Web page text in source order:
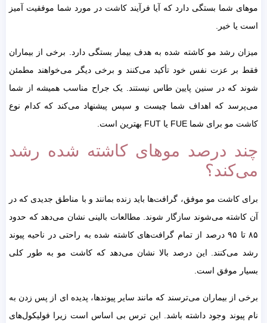
موهای شما بستگی دارد که آیا فرآیند کاشت در مورد شما موفقیت آمیز
است یا خیر.
میزان رشد مو کاشته شده به هدف بیمار بستگی دارد. برخی از بیماران
فقط بر عزت نفس خود تأکید می‌کنند و برخی دیگر می‌خواهند مطمئن
شوند که در سنین پایین طاس نیستند. یک جراح مناسب همیشه از شما
می‌پرسد که اهداف شما چیست و سپس پیشنهاد می‌کند که کدام نوع
کاشت مو برای شما FUE یا FUT بهترین است.
چند درصد موهای کاشته شده رشد
می‌کند؟
برای کاشت مو موفق، گرافت‌ها باید زنده بمانند و با مناطق جدیدی که در
آن کاشته می‌شوند سازگار شوند. مطالعات بالینی نشان می‌دهد که حدود
۸۵ تا ۹۵ درصد از تمام گرافت‌های کاشته شده به راحتی در ناحیه پیوند
رشد می‌کنند. این درصد بالا نشان می‌دهد که کاشت مو به طور کلی
بسیار موفق است.
برخی از بیماران می‌ترسند که مانند سایر پیوندها، پدیده ای از پس زدن به
نام پیوند وجود داشته باشد. این ترس بی اساس است زیرا فولیکول‌های